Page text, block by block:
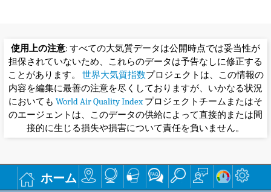
使用上の注意: すべての大気質データは公開時点では妥当性が
担保されていないため、これらのデータは予告なしに修正する
ことがあります。 世界大気質指数プロジェクトは、この情報の
内容を編集に最善の注意を尽くしておりますが、いかなる状況
においても World Air Quality Indexプロジェクトチームまたはそ
のエージェントは、このデータの供給によって直接的または間
接的に生じる損失や損害について責任を負いません。
ホーム